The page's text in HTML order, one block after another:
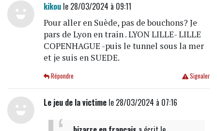
kikoule 28/03/2024 à 09:11
Pour aller en Suède, pas de bouchons? Je
pars de Lyon en train . LYON LILLE- LILLE
COPENHAGUE -puis le tunnel sous la mer
et je suis en SUEDE.
Signaler
Répondre
Le jeu de la victimele 28/03/2024 à 07:16